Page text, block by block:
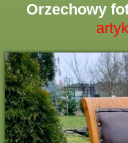
Orzechowy